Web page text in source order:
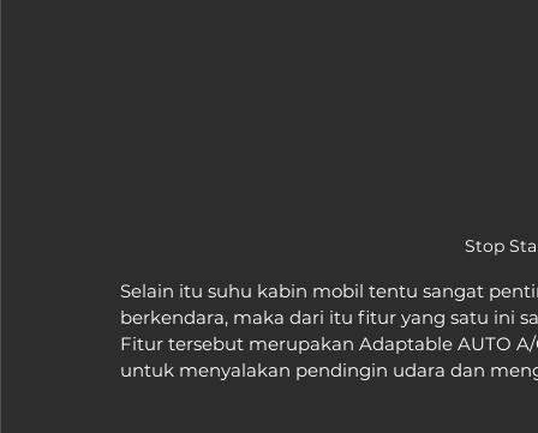
Stop
Selain itu suhu kabin mobil tentu sangat
berkendara, maka dari itu fitur yang satu ini
Fitur tersebut merupakan Adaptable AUTO
untuk menyalakan pendingin udara dan